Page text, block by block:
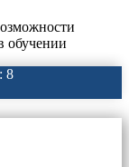
обучении
8